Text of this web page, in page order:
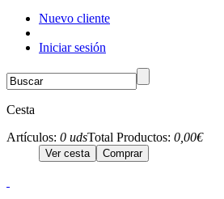
Nuevo cliente
Iniciar sesión
Cesta
Artículos: 0 udsTotal Productos: 0,00€